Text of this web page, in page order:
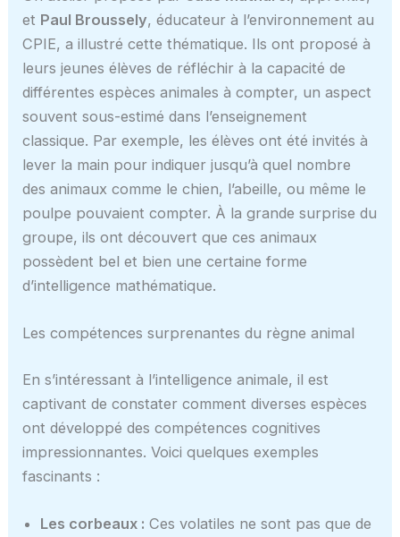
et Paul Broussely, éducateur à l’environnement au
CPIE, a illustré cette thématique. Ils ont proposé à
leurs jeunes élèves de réfléchir à la capacité de
différentes espèces animales à compter, un aspect
souvent sous-estimé dans l’enseignement
classique. Par exemple, les élèves ont été invités à
lever la main pour indiquer jusqu’à quel nombre
des animaux comme le chien, l’abeille, ou même le
poulpe pouvaient compter. À la grande surprise du
groupe, ils ont découvert que ces animaux
possèdent bel et bien une certaine forme
d’intelligence mathématique.
Les compétences surprenantes du règne animal
En s’intéressant à l’intelligence animale, il est
captivant de constater comment diverses espèces
ont développé des compétences cognitives
impressionnantes. Voici quelques exemples
fascinants :
Les corbeaux : Ces volatiles ne sont pas que de